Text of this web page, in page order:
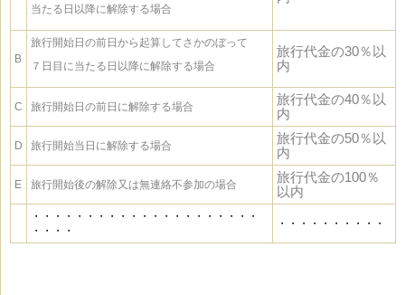
当たる日以降に解除する場合
B
旅行開始日の前日から起算してさかのぼって
７日目に当たる日以降に解除する場合
旅行代金の30％以
内
C 旅行開始日の前日に解除する場合
旅行代金の40％以
内
D 旅行開始当日に解除する場合
旅行代金の50％以
内
E 旅行開始後の解除又は無連絡不参加の場合
旅行代金の100％
以内
・・・・・・・・・・・・・・・・・・・・・
・・・・
・・・・・・・・・・